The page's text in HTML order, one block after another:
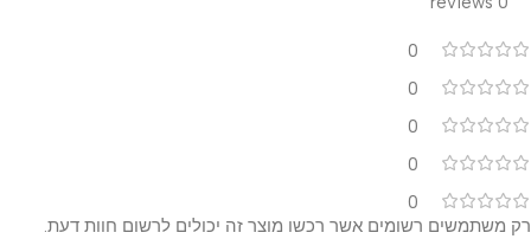
0
0
0
0
0
רק משתמשים רשומים אשר רכשו מוצר זה יכולים לרשום חוות דעת.